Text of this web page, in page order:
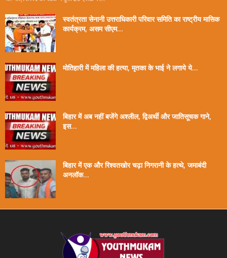
स्वतंत्रता सेनानी उत्तराधिकारी परिवार समिति का राष्ट्रीय मासिक
कार्यक्रम, असम सीएम...
मोतिहारी में महिला की हत्या, मृतका के भाई ने लगाये ये...
बिहार में अब नहीं बजेंगे अश्लील, द्विअर्थी और जातिसूचक गाने,
इस...
बिहार में एक और रिश्वतखोर चढ़ा निगरानी के हत्थे, जमाबंदी
अनलॉक...